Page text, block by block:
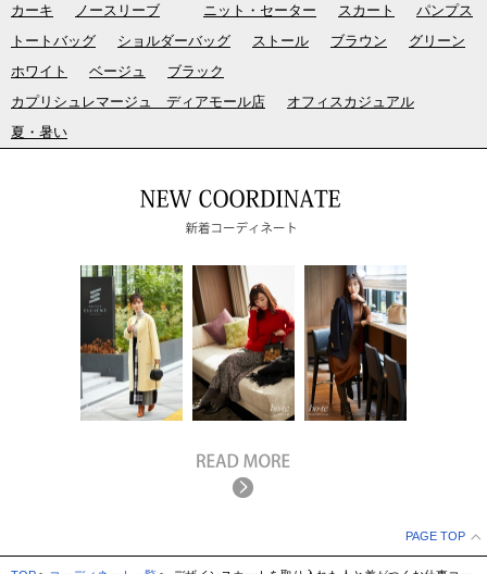
カーキ ノースリーブ ニット・セーター スカート
パンプス
トートバッグ
ショルダーバッグ ストール ブラウン
グリーン
ホワイト
ベージュ
ブラック
カプリシュレマージュ ディアモール店
オフィスカジュアル
夏・暑い
PAGE TOP